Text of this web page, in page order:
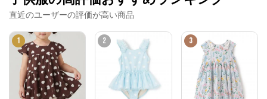
直近のユーザーの評価が高い商品
1 2 3